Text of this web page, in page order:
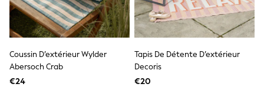
Socks & Tights
All Bags & Accessories
Bags
All Occasionwear
All Partywear
Wedding
Dresses
Coussin D’extérieur Wylder
Abersoch Crab
€24
Tapis De Détente D’extérieur
Decoris
€20